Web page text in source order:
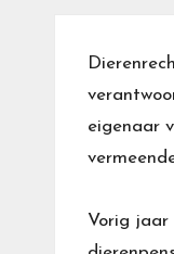
eigenaar
Vorig jaar